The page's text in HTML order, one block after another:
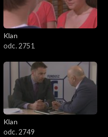
Klan
odc. 2751
Klan
odc. 2749